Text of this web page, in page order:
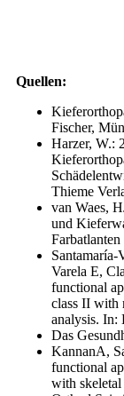
Quellen:
Fischer,
Harzer, W.:
Thieme
van Waes,
und
Varela E,
functional
class II with
analysis. In:
Das
KannanA,
functional
with skeletal